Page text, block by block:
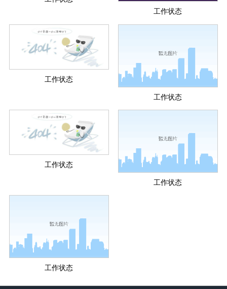
工作状态
工作状态
工作状态
工作状态
工作状态
工作状态